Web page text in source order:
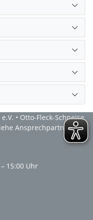
• Otto-Fleck-Schneise
Ansprechpartner
15:00 Uhr